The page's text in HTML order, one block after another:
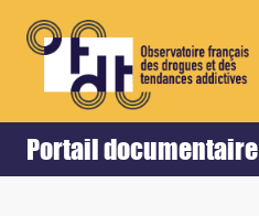
Portail documentaire
Accueil Retour